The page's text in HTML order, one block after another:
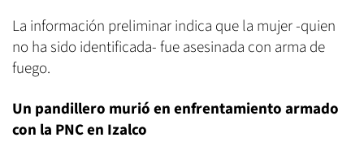
La información preliminar indica que la mujer -quien
no ha sido identificada- fue asesinada con arma de
fuego.
Un pandillero murió en enfrentamiento armado
con la PNC en Izalco